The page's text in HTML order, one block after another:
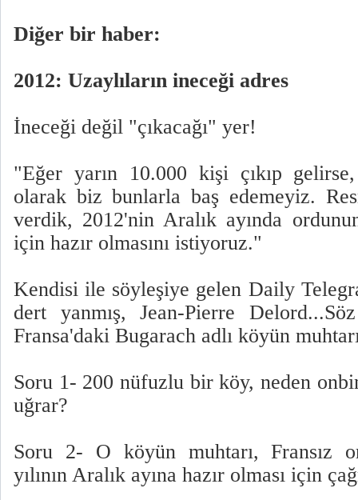
Diğer bir haber:
2012: Uzaylıların ineceği adres
İneceği değil "çıkacağı" yer!
"Eğer yarın 10.000 kişi çıkıp
olarak biz bunlarla baş edemeyiz.
verdik, 2012'nin Aralık ayında
için hazır olmasını istiyoruz."
Kendisi ile söyleşiye gelen Daily
dert yanmış, Jean-Pierre
Fransa'daki Bugarach adlı köyün
Soru 1- 200 nüfuzlu bir köy, neden
uğrar?
Soru 2- O köyün muhtarı, Fransız
yılının Aralık ayına hazır olması için